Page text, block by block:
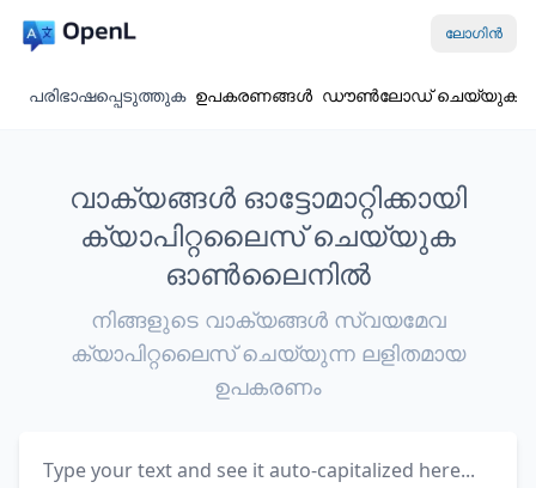
ലോഗിൻ
പരിഭാഷപ്പെടുത്തുക ഉപകരണങ്ങൾ ഡൗൺലോഡ് ചെയ്യുക
വാക്യങ്ങൾ ഓട്ടോമാറ്റിക്കായി
ക്യാപിറ്റലൈസ് ചെയ്യുക
ഓൺലൈനിൽ
നിങ്ങളുടെ വാക്യങ്ങൾ സ്വയമേവ
ക്യാപിറ്റലൈസ് ചെയ്യുന്ന ലളിതമായ
ഉപകരണം